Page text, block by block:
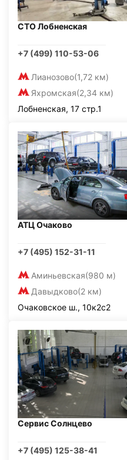
СТО Лобненская
+7 (499) 110-53-06
Лианозово(1,72 км)
Яхромская(2,34 км)
Лобненская, 17 стр.1
АТЦ Очаково
+7 (495) 152-31-11
Аминьевская(980 м)
Давыдково(2 км)
Очаковское ш., 10к2с2
Сервис Солнцево
+7 (495) 125-38-41